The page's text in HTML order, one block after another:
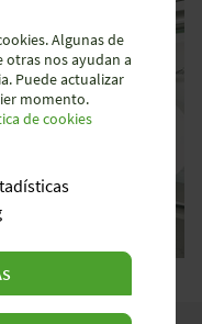
Algunas de
otras nos ayudan a
Puede actualizar
momento.
de cookies